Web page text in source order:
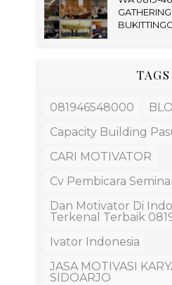
TAGS
081946548000
Capacity Building
CARI MOTIVATOR
Cv Pembicara
Dan Motivator Di
Terkenal Terbaik
Ivator Indonesia
JASA MOTIVASI
SIDOARJO